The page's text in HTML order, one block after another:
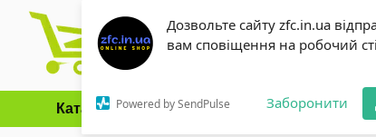
Дозвольте сайту zfc.in.ua
вам сповіщення на робочий
Powered by SendPulse Заборонити
Перейти до основного контенту
Каталог Оплата і доставка Обмін та